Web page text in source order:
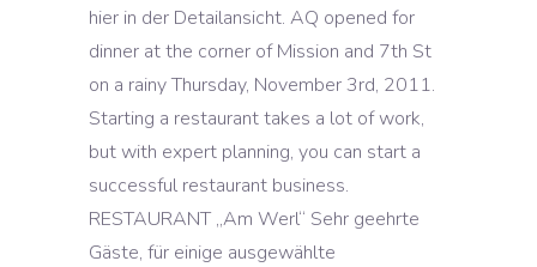
hier in der Detailansicht. AQ opened for
dinner at the corner of Mission and 7th St
on a rainy Thursday, November 3rd, 2011.
Starting a restaurant takes a lot of work,
but with expert planning, you can start a
successful restaurant business.
RESTAURANT „Am Werl“ Sehr geehrte
Gäste, für einige ausgewählte